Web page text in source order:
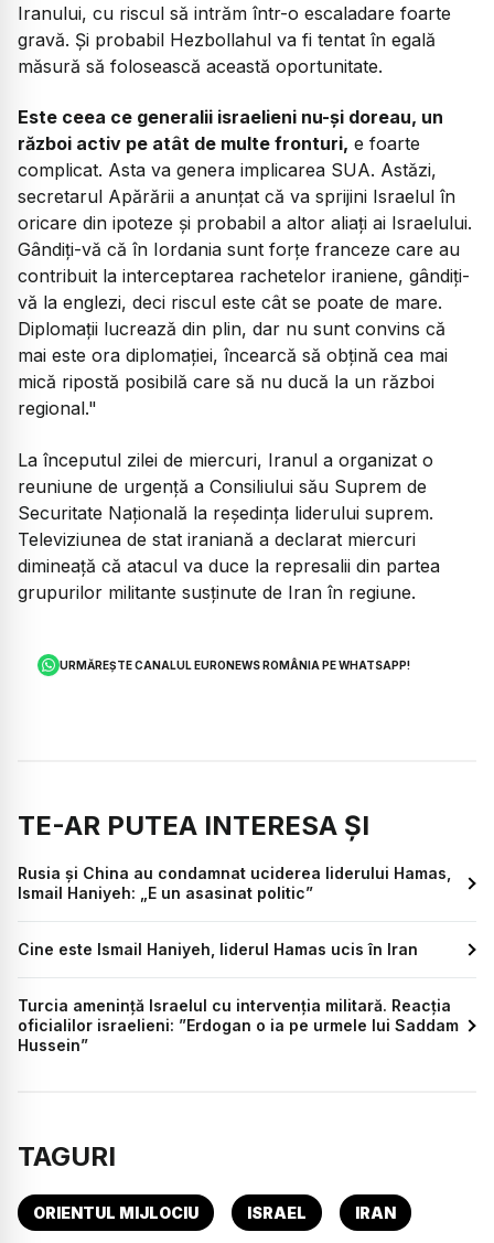
Iranului, cu riscul să intrăm într-o escaladare foarte
gravă. Și probabil Hezbollahul va fi tentat în egală
măsură să folosească această oportunitate.
Este ceea ce generalii israelieni nu-și doreau, un
război activ pe atât de multe fronturi, e foarte
complicat. Asta va genera implicarea SUA. Astăzi,
secretarul Apărării a anunțat că va sprijini Israelul în
oricare din ipoteze și probabil a altor aliați ai Israelului.
Gândiți-vă că în Iordania sunt forțe franceze care au
contribuit la interceptarea rachetelor iraniene, gândiți-
vă la englezi, deci riscul este cât se poate de mare.
Diplomații lucrează din plin, dar nu sunt convins că
mai este ora diplomației, încearcă să obțină cea mai
mică ripostă posibilă care să nu ducă la un război
regional."
La începutul zilei de miercuri, Iranul a organizat o
reuniune de urgență a Consiliului său Suprem de
Securitate Națională la reședința liderului suprem.
Televiziunea de stat iraniană a declarat miercuri
dimineață că atacul va duce la represalii din partea
grupurilor militante susținute de Iran în regiune.
URMĂREȘTE CANALUL EURONEWS ROMÂNIA PE WHATSAPP!
TE-AR PUTEA INTERESA ȘI
Rusia și China au condamnat uciderea liderului Hamas,
Ismail Haniyeh: „E un asasinat politic”
Cine este Ismail Haniyeh, liderul Hamas ucis în Iran
Turcia amenință Israelul cu intervenția militară. Reacția
oficialilor israelieni: ”Erdogan o ia pe urmele lui Saddam
Hussein”
TAGURI
ORIENTUL MIJLOCIU ISRAEL IRAN